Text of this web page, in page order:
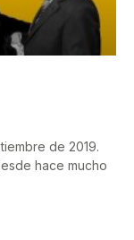
de 2019.
hace mucho